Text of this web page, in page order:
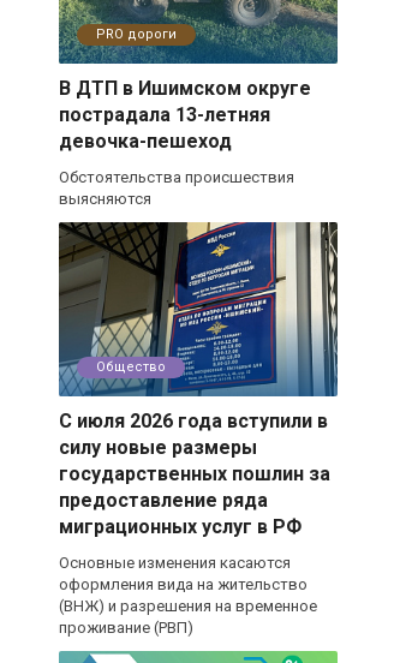
PRO дороги
В ДТП в Ишимском округе
пострадала 13-летняя
девочка-пешеход
Обстоятельства происшествия
выясняются
Общество
С июля 2026 года вступили в
силу новые размеры
государственных пошлин за
предоставление ряда
миграционных услуг в РФ
Основные изменения касаются
оформления вида на жительство
(ВНЖ) и разрешения на временное
проживание (РВП)